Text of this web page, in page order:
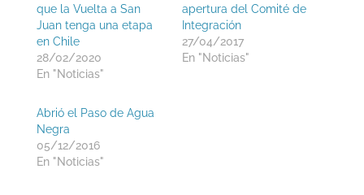
que la Vuelta a San
Juan tenga una etapa
en Chile
28/02/2020
En "Noticias"
apertura del Comité de
Integración
27/04/2017
En "Noticias"
Abrió el Paso de Agua
Negra
05/12/2016
En "Noticias"